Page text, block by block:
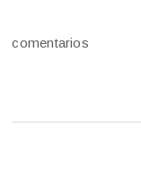
comentarios